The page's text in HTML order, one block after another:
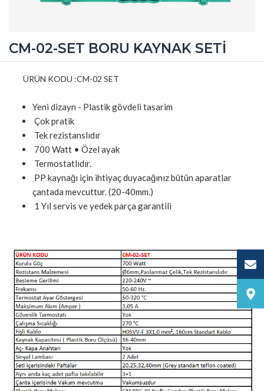
CM-02-SET BORU KAYNAK SETİ
ÜRÜN KODU :CM-02 SET
Yeni dizayn - Plastik gövdeli tasarim
Çok pratik
Tek rezistanslıdır
700 Watt • Özel ayak
Termostatlıdır.
PP kaynağı için ihtiyaç duyacağınız bütün aparatlar
çantada mevcuttur. (20-40mm.)
1 Yıl servis ve yedek parça garantili